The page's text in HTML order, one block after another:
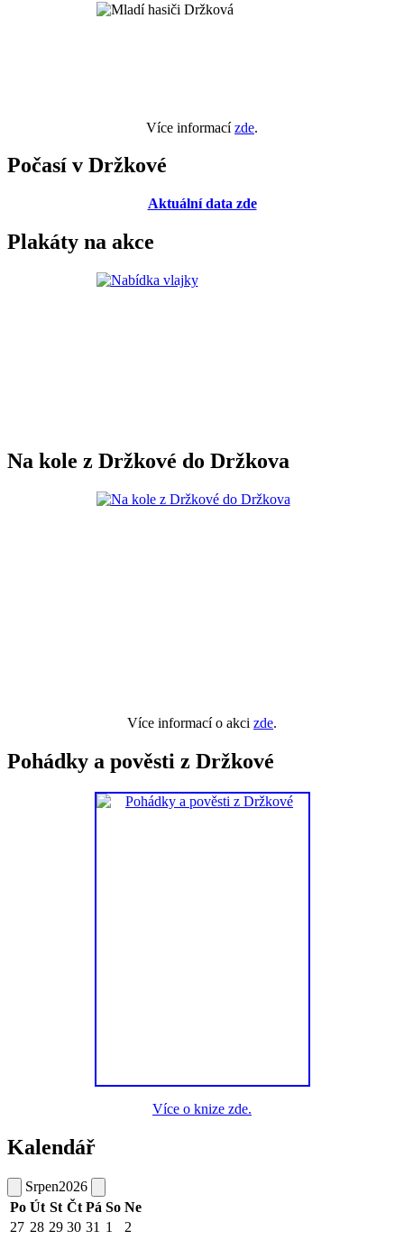
Více informacízde.
Počasí v Držkové
Aktuální data zde
Plakáty na akce
Na kole z Držkové do Držkova
Více informací o akci zde.
Pohádky a pověsti z Držkové
Více o knize zde.
Kalendář
Srpen2026
Po Út St Čt Pá So Ne
27 28 29 30 31 1
2